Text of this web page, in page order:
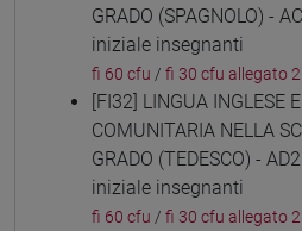
GRADO (SPAGNOLO) -
iniziale insegnanti
fi 60 cfu / fi 30 cfu allegato 2
[FI32] LINGUA INGLESE
COMUNITARIA NELLA
GRADO (TEDESCO) -
iniziale insegnanti
fi 60 cfu / fi 30 cfu allegato 2